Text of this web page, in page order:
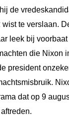
de
wist te verslaan.
leek bij voorbaat
die Nixon
president
dat op 9